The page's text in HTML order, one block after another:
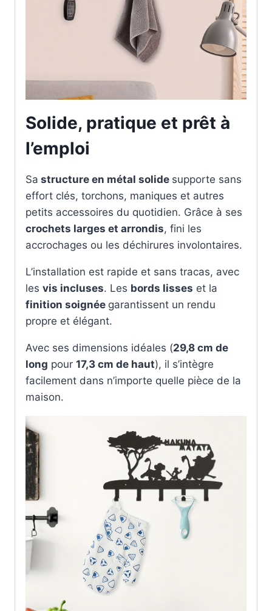
Solide, pratique et prêt à
l’emploi
Sa structure en métal solide supporte sans
effort clés, torchons, maniques et autres
petits accessoires du quotidien. Grâce à ses
crochets larges et arrondis, fini les
accrochages ou les déchirures involontaires.
L’installation est rapide et sans tracas, avec
les vis incluses. Les bords lisses et la
finition soignée garantissent un rendu
propre et élégant.
Avec ses dimensions idéales (29,8 cm de
long pour 17,3 cm de haut), il s’intègre
facilement dans n’importe quelle pièce de la
maison.